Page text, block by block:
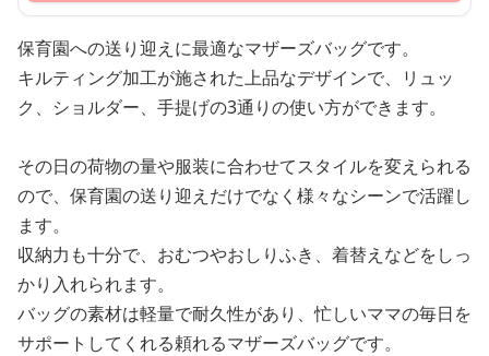
保育園への送り迎えに最適なマザーズバッグです。
キルティング加工が施された上品なデザインで、リュッ
ク、ショルダー、手提げの3通りの使い方ができます。
その日の荷物の量や服装に合わせてスタイルを変えられる
ので、保育園の送り迎えだけでなく様々なシーンで活躍し
ます。
収納力も十分で、おむつやおしりふき、着替えなどをしっ
かり入れられます。
バッグの素材は軽量で耐久性があり、忙しいママの毎日を
サポートしてくれる頼れるマザーズバッグです。